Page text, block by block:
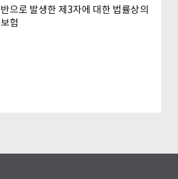
으로 발생한 제3자에 대한 법률상의
험